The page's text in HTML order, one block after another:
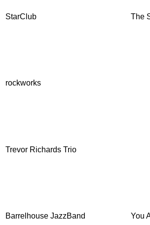
StarClub The
rockworks
Trevor Richards Trio
Barrelhouse JazzBand You